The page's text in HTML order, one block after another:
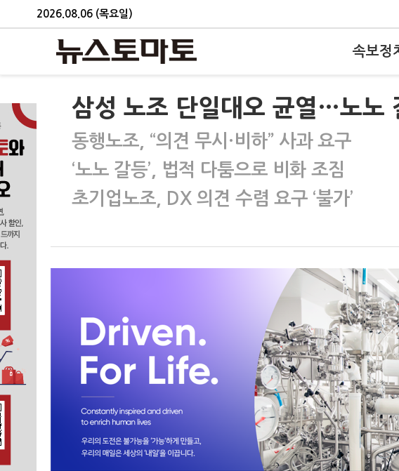
2026.08.06 (목요일)
속보정
삼성 노조 단일대오 균열…노노
동행노조, “의견 무시·비하” 사과 요구
‘노노 갈등’, 법적 다툼으로 비화 조짐
초기업노조, DX 의견 수렴 요구 ‘불가’